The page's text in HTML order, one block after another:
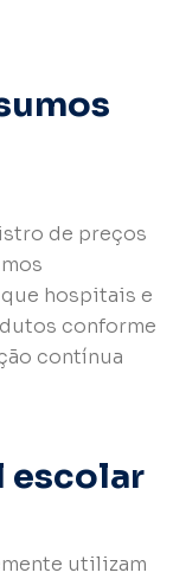
de preços
hospitais e
conforme
contínua
escolar
utilizam